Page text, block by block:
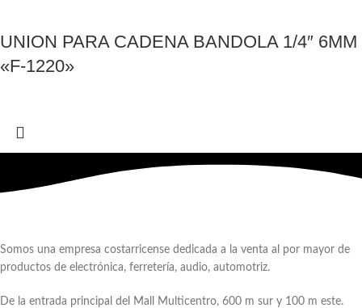
UNION PARA CADENA BANDOLA 1/4″ 6MM
«F-1220»
Somos una empresa costarricense dedicada a la venta al por mayor de
productos de electrónica, ferretería, audio, automotriz.
De la entrada principal del Mall Multicentro, 600 m sur y 100 m este.